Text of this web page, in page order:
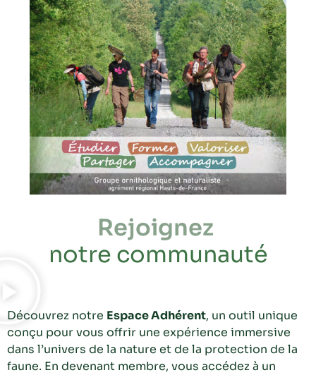
Rejoignez
notre communauté
Découvrez notre Espace Adhérent, un outil unique
conçu pour vous offrir une expérience immersive
dans l’univers de la nature et de la protection de la
faune. En devenant membre, vous accédez à un